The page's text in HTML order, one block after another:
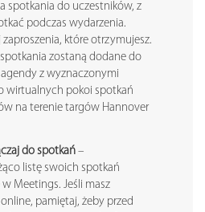
spotkania do uczestników, z
podczas wydarzenia.
które otrzymujesz.
zostaną dodane do
z wyznaczonymi
wirtualnych pokoi spotkań
na terenie targów Hannover
do spotkań –
listę swoich spotkań
w Meetings. Jeśli masz
pamiętaj, żeby przed